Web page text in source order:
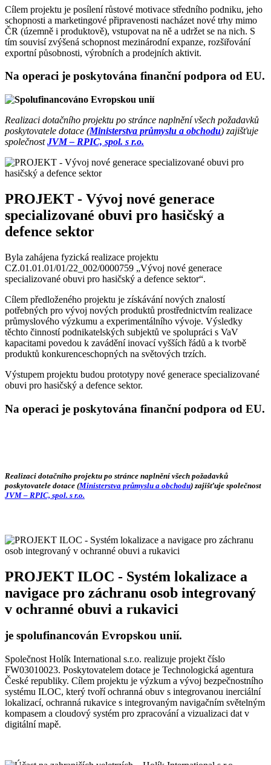
Cílem projektu je posílení růstové motivace středního podniku, jeho
schopnosti a marketingové připravenosti nacházet nové trhy mimo
ČR (územně i produktově), vstupovat na ně a udržet se na nich. S
tím souvisí zvýšená schopnost mezinárodní expanze, rozšiřování
exportní působnosti, výrobních a prodejních aktivit.
Na operaci je poskytována finanční podpora od EU.
Realizaci dotačního projektu po stránce naplnění všech požadavků
poskytovatele dotace (Ministerstva průmyslu a obchodu) zajišťuje
společnostJVM – RPIC, spol. s r.o.
PROJEKT - Vývoj nové generace
specializované obuvi pro hasičský a
defence sektor
Byla zahájena fyzická realizace projektu
CZ.01.01.01/01/22_002/0000759 „Vývoj nové generace
specializované obuvi pro hasičský a defence sektor“.
Cílem předloženého projektu je získávání nových znalostí
potřebných pro vývoj nových produktů prostřednictvím realizace
průmyslového výzkumu a experimentálního vývoje. Výsledky
těchto činností podnikatelských subjektů ve spolupráci s VaV
kapacitami povedou k zavádění inovací vyšších řádů a k tvorbě
produktů konkurenceschopných na světových trzích.
Výstupem projektu budou prototypy nové generace specializované
obuvi pro hasičský a defence sektor.
Na operaci je poskytována finanční podpora od EU.
Realizaci dotačního projektu po stránce naplnění všech požadavků
poskytovatele dotace (Ministerstva průmyslu a obchodu) zajišťuje společnost
JVM – RPIC, spol. s r.o.
PROJEKT ILOC - Systém lokalizace a
navigace pro záchranu osob integrovaný
v ochranné obuvi a rukavici
je spolufinancován Evropskou unií.
Společnost Holík International s.r.o. realizuje projekt číslo
FW03010023. Poskytovatelem dotace je Technologická agentura
České republiky. Cílem projektu je výzkum a vývoj bezpečnostního
systému ILOC, který tvoří ochranná obuv s integrovanou inerciální
lokalizací, ochranná rukavice s integrovaným navigačním světelným
kompasem a cloudový systém pro zpracování a vizualizaci dat v
digitální mapě.